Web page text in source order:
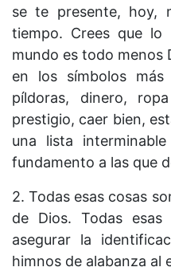
se te presente, hoy,
tiempo. Crees que
mundo es todo menos
en los símbolos
píldoras, dinero,
prestigio, caer bien,
una lista
fundamento a las que
2. Todas esas cosas
de Dios. Todas
asegurar la
himnos de alabanza al